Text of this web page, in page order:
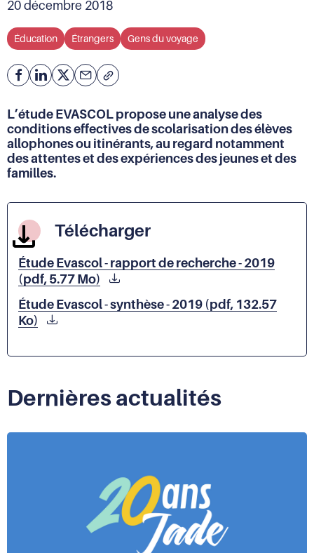
20 décembre 2018
Éducation Étrangers Gens du voyage
Facebook
Partager
Linkedin
Partager
X
Courriel
Copier
de
la
page
(URL)
dans
papier
L’étude EVASCOL propose une analyse des
conditions effectives de scolarisation des élèves
allophones ou itinérants, au regard notamment
des attentes et des expériences des jeunes et des
familles.
Télécharger
Étude Evascol - rapport de recherche - 2019
(pdf, 5.77 Mo)
Étude Evascol - synthèse - 2019 (pdf, 132.57
Ko)
Dernières actualités